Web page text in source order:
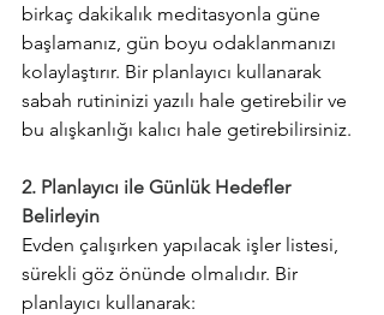
birkaç dakikalık meditasyonla güne
başlamanız, gün boyu odaklanmanızı
kolaylaştırır. Bir planlayıcı kullanarak
sabah rutininizi yazılı hale getirebilir ve
bu alışkanlığı kalıcı hale getirebilirsiniz.
2. Planlayıcı ile Günlük Hedefler
Belirleyin
Evden çalışırken yapılacak işler listesi,
sürekli göz önünde olmalıdır. Bir
planlayıcı kullanarak: